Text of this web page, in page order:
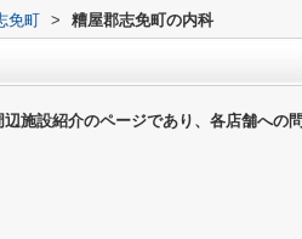
免町 > 糟屋郡志免町の内科
施設紹介のページであり、各店舗への